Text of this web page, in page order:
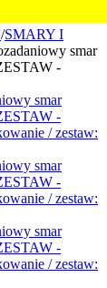
/SMARY I
smar
-